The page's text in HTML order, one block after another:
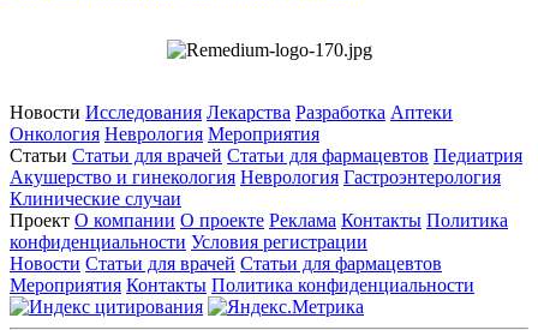
Новости Исследования Лекарства Разработка Аптеки
Онкология Неврология Мероприятия
Статьи Статьи для врачей Статьи для фармацевтов Педиатрия
Акушерство и гинекология Неврология Гастроэнтерология
Клинические случаи
Проект О компании О проекте Реклама Контакты Политика
конфиденциальности Условия регистрации
Новости Статьи для врачей Статьи для фармацевтов
Мероприятия Контакты Политика конфиденциальности